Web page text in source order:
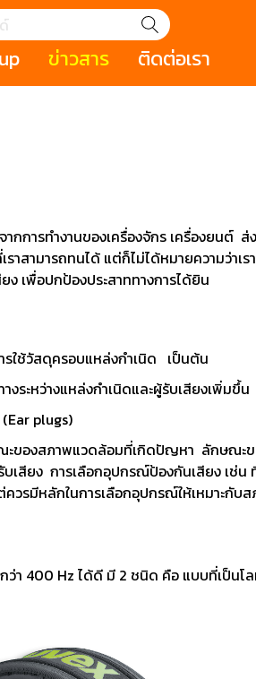
รื่องมือขัดและตกแต่งผิววัสดุ
เครื่องมือที่ไ
(Non-
Modular machining / ชุด
รื่องมือใช้งานกับเครื่องจักรและ
รื่องCNC
3 Clamping
tools for screws /
รื่องมือช่าง ประเภทขันแน่น
7 Gripping,
tools / เครื่
รื่องมือทั่วไป และอุปกรณ์ความ
ข่าวสาร ติดต่อเรา
กการทำงานของเครื่องจักร เครื่องยนต์
าสามารถทนได้ แต่ก็ไม่ได้หมายความว่า
ง เพื่อปกป้องประสาททางการได้ยิน
รใช้วัสดุครอบแหล่งกำเนิด เป็นต้น
งระหว่างแหล่งกำเนิดและผู้รับเสียงเพิ่มขึ้
plugs)
ของสภาพแวดล้อมที่เกิดปัญหา ลักษณะ
สียง การเลือกอุปกรณ์ป้องกันเสียง เช่
รมีหลักในการเลือกอุปกรณ์ให้เหมาะกับส
400 Hz ได้ดี มี 2 ชนิด คือ แบบที่เป็นโ